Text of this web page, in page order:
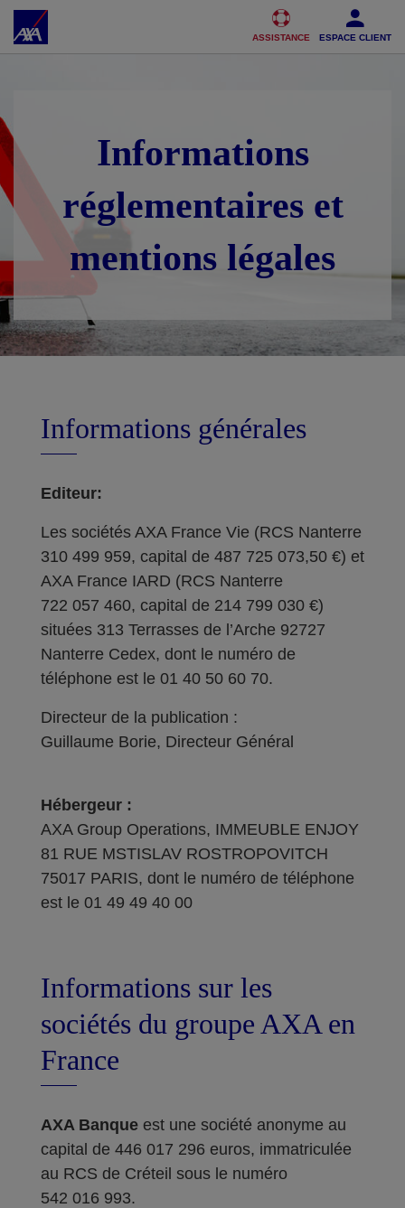
Accéder au Contenu Accéder au Pied de page
ASSISTANCE ESPACE CLIENT
Informations
réglementaires et
mentions légales
Informations générales
Editeur:
Les sociétés AXA France Vie (RCS Nanterre
310 499 959, capital de 487 725 073,50 €) et
AXA France IARD (RCS Nanterre
722 057 460, capital de 214 799 030 €)
situées 313 Terrasses de l’Arche 92727
Nanterre Cedex, dont le numéro de
téléphone est le 01 40 50 60 70.
Directeur de la publication :
Guillaume Borie, Directeur Général
Hébergeur :
AXA Group Operations, IMMEUBLE ENJOY
81 RUE MSTISLAV ROSTROPOVITCH
75017 PARIS, dont le numéro de téléphone
est le 01 49 49 40 00
Informations sur les
sociétés du groupe AXA en
France
AXA Banque est une société anonyme au
capital de 446 017 296 euros, immatriculée
au RCS de Créteil sous le numéro
542 016 993.